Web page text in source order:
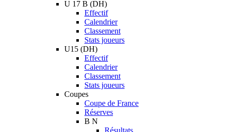
U 17 B (DH)
Effectif
Calendrier
Classement
Stats joueurs
U15 (DH)
Effectif
Calendrier
Classement
Stats joueurs
Coupes
Coupe de France
Réserves
B N
Résultats